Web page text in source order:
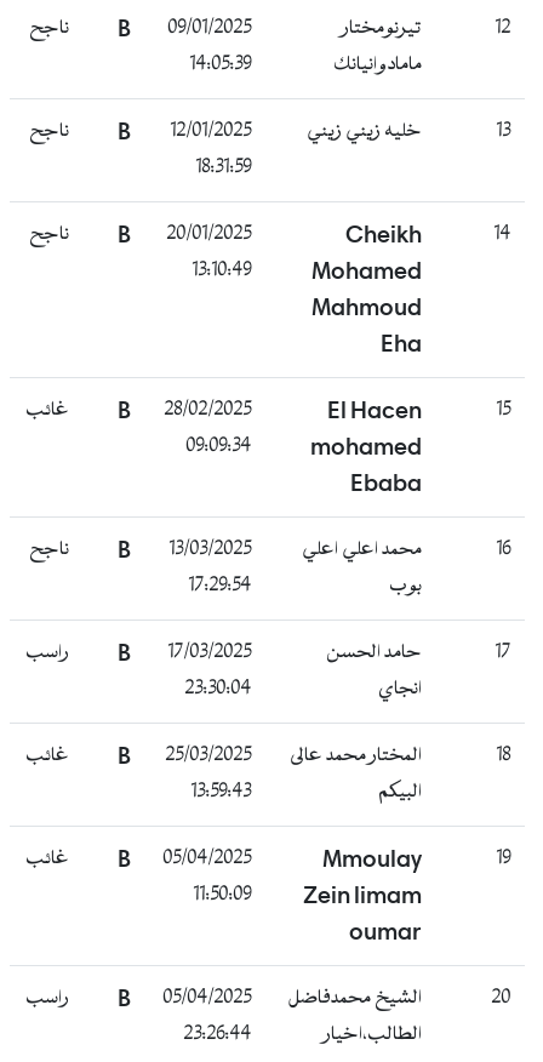
12
تيرنومختار
مامادوانيانك
09/01/2025
14:05:39
B ناجح
13 خليه زيني زيني
12/01/2025
18:31:59
B ناجح
14
Cheikh
Mohamed
Mahmoud
Eha
20/01/2025
13:10:49
B ناجح
15
El Hacen
mohamed
Ebaba
28/02/2025
09:09:34
B غائب
16
محمد اعلي اعلي
بوب
13/03/2025
17:29:54
B ناجح
17
حامد الحسن
انجاي
17/03/2025
23:30:04
B راسب
18
المختار محمد عالى
البيكم
25/03/2025
13:59:43
B غائب
19
Mmoulay
Zein limam
oumar
05/04/2025
11:50:09
B غائب
20
الشيخ محمدفاضل
الطالب،اخيار
05/04/2025
23:26:44
B راسب